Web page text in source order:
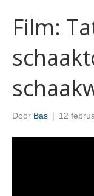
Film:
Door Bas | 12